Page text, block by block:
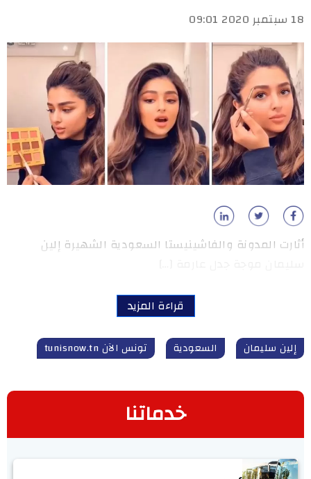
18 سبتمبر 2020 09:01
أثارت المدونة والفاشينيستا السعودية الشهيرة إلين
قراءة المزيد
إلين سليمان السعودية تونس الآن tunisnow.tn
خدماتنا